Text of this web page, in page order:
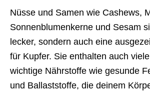
Nüsse und Samen wie Cashews,
Sonnenblumenkerne und Sesam
lecker, sondern auch eine
für Kupfer. Sie enthalten auch
wichtige Nährstoffe wie gesunde
und Ballaststoffe, die deinem